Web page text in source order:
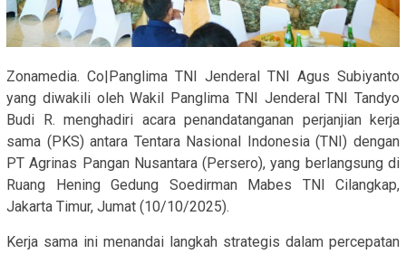
Zonamedia. Co|Panglima TNI Jenderal TNI Agus Subiyanto
yang diwakili oleh Wakil Panglima TNI Jenderal TNI Tandyo
Budi R. menghadiri acara penandatanganan perjanjian kerja
sama (PKS) antara Tentara Nasional Indonesia (TNI) dengan
PT Agrinas Pangan Nusantara (Persero), yang berlangsung di
Ruang Hening Gedung Soedirman Mabes TNI Cilangkap,
Jakarta Timur, Jumat (10/10/2025).
Kerja sama ini menandai langkah strategis dalam percepatan